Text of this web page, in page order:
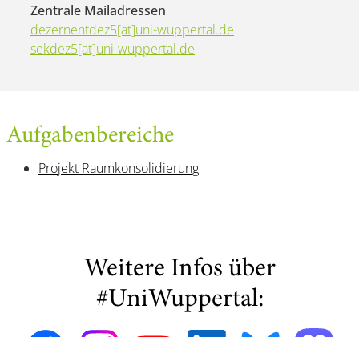
Zentrale Mailadressen
dezernentdez5[at]uni-wuppertal.de
sekdez5[at]uni-wuppertal.de
Aufgabenbereiche
Projekt Raumkonsolidierung
Weitere Infos über
#UniWuppertal: